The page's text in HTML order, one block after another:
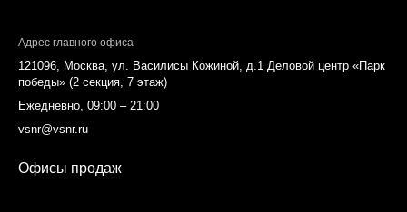
Адрес главного офиса
121096, Москва, ул. Василисы Кожиной, д.1 Деловой центр «Парк
победы» (2 секция, 7 этаж)
Ежедневно, 09:00 – 21:00
vsnr@vsnr.ru
Офисы продаж